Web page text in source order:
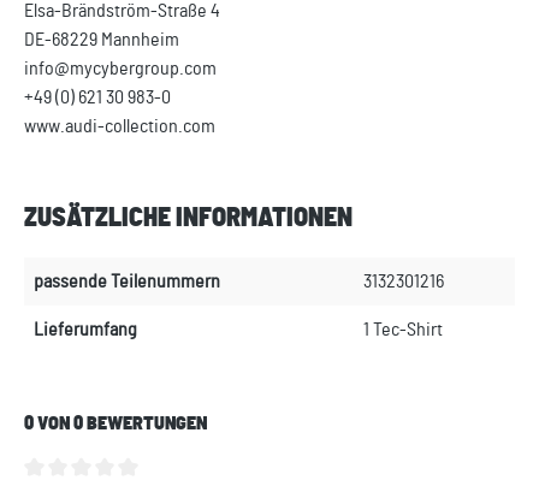
Elsa-Brändström-Straße 4
DE-68229 Mannheim
info@mycybergroup.com
+49 (0) 621 30 983-0
www.audi-collection.com
ZUSÄTZLICHE INFORMATIONEN
passende Teilenummern 3132301216
Lieferumfang 1 Tec-Shirt
0 VON 0 BEWERTUNGEN